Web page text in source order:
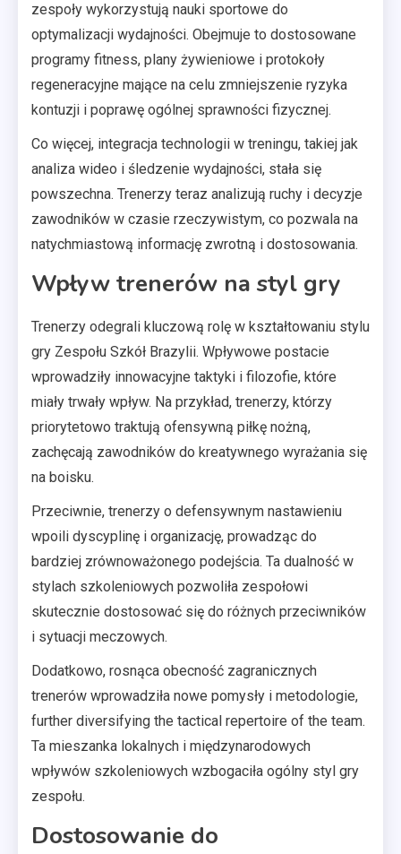
zespoły wykorzystują nauki sportowe do
optymalizacji wydajności. Obejmuje to dostosowane
programy fitness, plany żywieniowe i protokoły
regeneracyjne mające na celu zmniejszenie ryzyka
kontuzji i poprawę ogólnej sprawności fizycznej.
Co więcej, integracja technologii w treningu, takiej jak
analiza wideo i śledzenie wydajności, stała się
powszechna. Trenerzy teraz analizują ruchy i decyzje
zawodników w czasie rzeczywistym, co pozwala na
natychmiastową informację zwrotną i dostosowania.
Wpływ trenerów na styl gry
Trenerzy odegrali kluczową rolę w kształtowaniu stylu
gry Zespołu Szkół Brazylii. Wpływowe postacie
wprowadziły innowacyjne taktyki i filozofie, które
miały trwały wpływ. Na przykład, trenerzy, którzy
priorytetowo traktują ofensywną piłkę nożną,
zachęcają zawodników do kreatywnego wyrażania się
na boisku.
Przeciwnie, trenerzy o defensywnym nastawieniu
wpoili dyscyplinę i organizację, prowadząc do
bardziej zrównoważonego podejścia. Ta dualność w
stylach szkoleniowych pozwoliła zespołowi
skutecznie dostosować się do różnych przeciwników
i sytuacji meczowych.
Dodatkowo, rosnąca obecność zagranicznych
trenerów wprowadziła nowe pomysły i metodologie,
further diversifying the tactical repertoire of the team.
Ta mieszanka lokalnych i międzynarodowych
wpływów szkoleniowych wzbogaciła ogólny styl gry
zespołu.
Dostosowanie do